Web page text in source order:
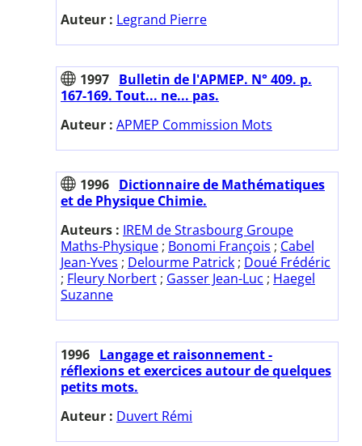
Auteur : Legrand Pierre
1997 Bulletin de l'APMEP. N° 409. p.
167-169. Tout... ne... pas.
Auteur : APMEP Commission Mots
1996 Dictionnaire de Mathématiques
et de Physique Chimie.
Auteurs : IREM de Strasbourg Groupe
Maths-Physique ; Bonomi François ; Cabel
Jean-Yves ; Delourme Patrick ; Doué Frédéric
; Fleury Norbert ; Gasser Jean-Luc ; Haegel
Suzanne
1996 Langage et raisonnement -
réflexions et exercices autour de quelques
petits mots.
Auteur : Duvert Rémi